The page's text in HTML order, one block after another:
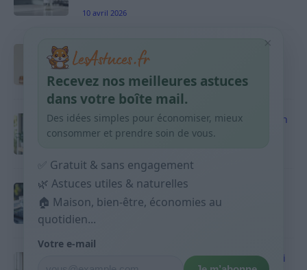
10 avril 2026
Taches pigmentaires : routine simple +
habitudes qui aident
9 avril 2026
Produits ménagers : comment économiser en
courses sans acheter 10 sprays
Budget mensuel : méthode rapide pour
répartir son salaire dès le jour de paie
9 avril 2026
Sport 10 minutes par jour est-ce utile et quoi
×
Recevez nos meilleures astuces
dans votre boîte mail.
Des idées simples pour économiser, mieux
consommer et prendre soin de vous.
✅ Gratuit & sans engagement
🌿 Astuces utiles & naturelles
🏠 Maison, bien-être, économies au
quotidien...
Votre e-mail